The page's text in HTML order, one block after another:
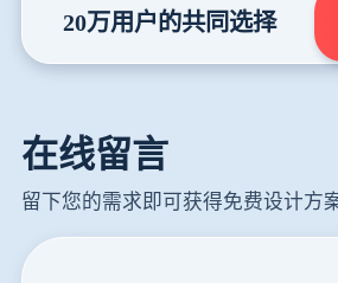
20万用户的共同选择
在线留言
留下您的需求即可获得免费设计方